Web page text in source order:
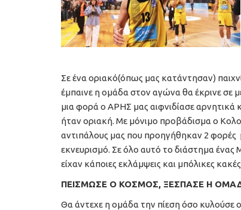
Σε ένα οριακό(όπως μας κατάντησαν)
έμπαινε η ομάδα στον αγώνα θα έκρινε σε
μια φορά ο ΑΡΗΣ μας αιφνιδίασε
ήταν οριακή. Με μόνιμο προβάδισμα ο
αντιπάλους μας που προηγήθηκαν 2 φορές
εκνευρισμό. Σε όλο αυτό το διάστημα ένας
είχαν κάποιες εκλάμψεις και μπόλικες
ΠΕΙΣΜΩΣΕ Ο ΚΟΣΜΟΣ, ΞΕΣΠΑΣΕ Η
Θα άντεχε η ομάδα την πίεση όσο κυλούσε